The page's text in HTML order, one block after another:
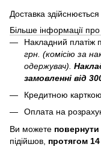
Доставка
Більше інформації
Накладний платіж
грн. (комісію за
одержувач).
замовленні від
Кредитною карткою
Оплата на
Ви можете повернути
підійшов, протягом 14